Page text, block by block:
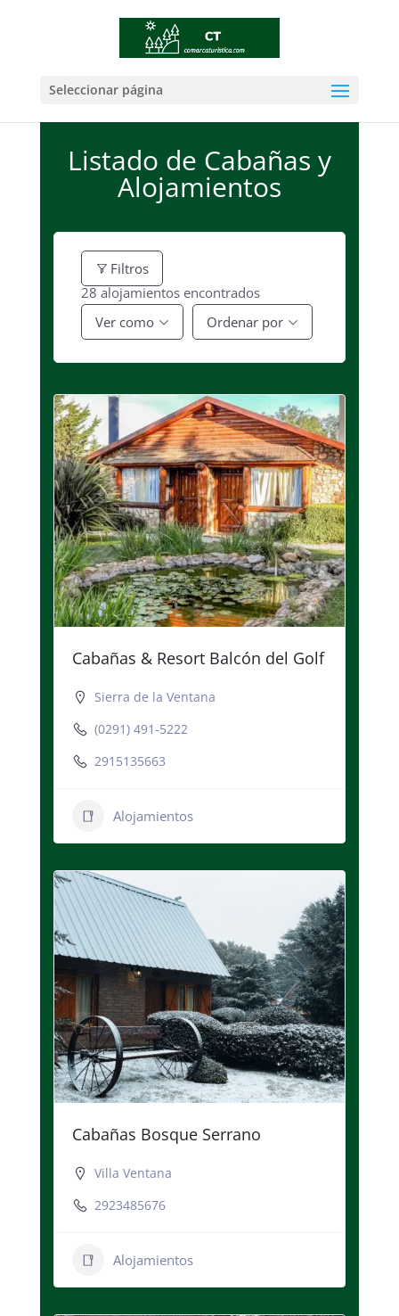
Seleccionar página
Listado de Cabañas y
Alojamientos
Filtros
28 alojamientos encontrados
Ver como
Ordenar por
Cabañas & Resort Balcón del Golf
Sierra de la Ventana
(0291) 491-5222
2915135663
Alojamientos
Cabañas Bosque Serrano
Villa Ventana
2923485676
Alojamientos